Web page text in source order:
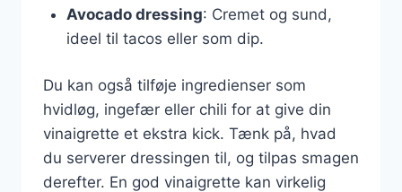
Avocado dressing: Cremet og sund,
ideel til tacos eller som dip.
Du kan også tilføje ingredienser som
hvidløg, ingefær eller chili for at give din
vinaigrette et ekstra kick. Tænk på, hvad
du serverer dressingen til, og tilpas smagen
derefter. En god vinaigrette kan virkelig